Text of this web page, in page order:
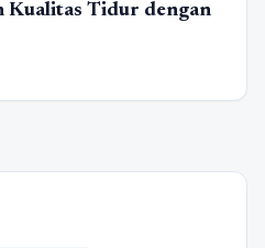
Kualitas Tidur dengan